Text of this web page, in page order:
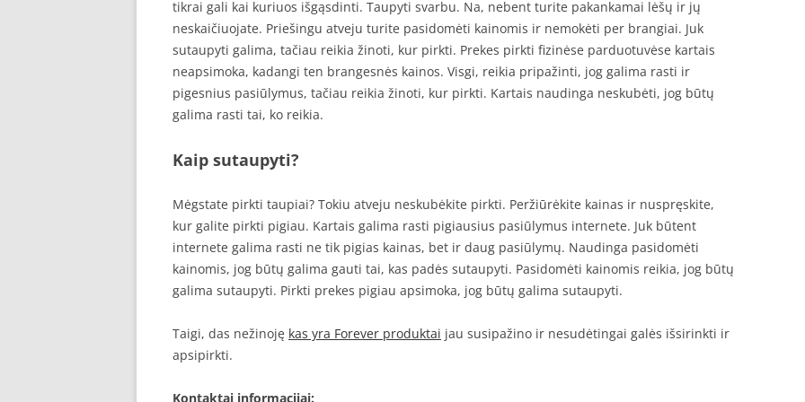
tikrai gali kai kuriuos išgąsdinti. Taupyti svarbu. Na, nebent turite pakankamai lėšų ir jų
neskaičiuojate. Priešingu atveju turite pasidomėti kainomis ir nemokėti per brangiai. Juk
sutaupyti galima, tačiau reikia žinoti, kur pirkti. Prekes pirkti fizinėse parduotuvėse kartais
neapsimoka, kadangi ten brangesnės kainos. Visgi, reikia pripažinti, jog galima rasti ir
pigesnius pasiūlymus, tačiau reikia žinoti, kur pirkti. Kartais naudinga neskubėti, jog būtų
galima rasti tai, ko reikia.
Kaip sutaupyti?
Mėgstate pirkti taupiai? Tokiu atveju neskubėkite pirkti. Peržiūrėkite kainas ir nuspręskite,
kur galite pirkti pigiau. Kartais galima rasti pigiausius pasiūlymus internete. Juk būtent
internete galima rasti ne tik pigias kainas, bet ir daug pasiūlymų. Naudinga pasidomėti
kainomis, jog būtų galima gauti tai, kas padės sutaupyti. Pasidomėti kainomis reikia, jog būtų
galima sutaupyti. Pirkti prekes pigiau apsimoka, jog būtų galima sutaupyti.
Taigi, das nežinoję kas yra Forever produktai jau susipažino ir nesudėtingai galės išsirinkti ir
apsipirkti.
Kontaktai informacijai: